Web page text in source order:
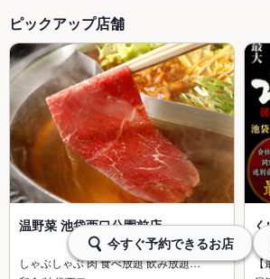
ピックアップ店舗
温野菜 池袋西口公園前店
しゃぶしゃぶ 肉 食べ放題 飲み放題…
【
今すぐ予約できるお店